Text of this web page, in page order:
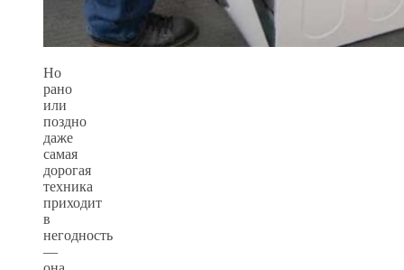
Но
рано
или
поздно
даже
самая
дорогая
техника
приходит
в
негодность
—